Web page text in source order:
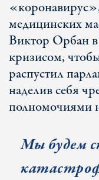
медицинских
Виктор Орбан в
кризисом,
распустил
наделив себя
полномочиями
Мы будем